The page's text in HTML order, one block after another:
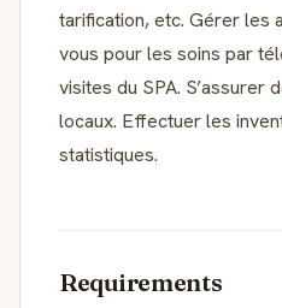
tarification, etc. Gérer les
vous pour les soins par
visites du SPA. S’assurer
locaux. Effectuer les
statistiques.
Requirements